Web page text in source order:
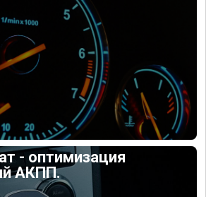
- оптимизация
АКПП.